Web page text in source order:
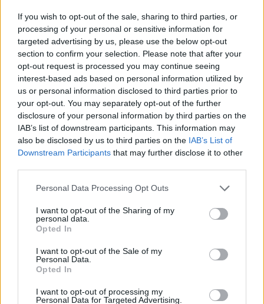
If you wish to opt-out of the sale, sharing to third parties, or
processing of your personal or sensitive information for
targeted advertising by us, please use the below opt-out
section to confirm your selection. Please note that after your
opt-out request is processed you may continue seeing
interest-based ads based on personal information utilized by
us or personal information disclosed to third parties prior to
your opt-out. You may separately opt-out of the further
disclosure of your personal information by third parties on the
IAB’s list of downstream participants. This information may
also be disclosed by us to third parties on the IAB’s List of
Downstream Participants that may further disclose it to other
Please note that this website/app uses one or more Google
not limited to your visit or usage behaviour. You may click to
grant or deny consent to Google and its third-party tags to
use your data for below specified purposes in below Google
consent section.
Personal Data Processing Opt Outs
I want to opt-out of the Sharing of my
personal data.
Opted In
I want to opt-out of the Sale of my
Personal Data.
Opted In
I want to opt-out of processing my
Personal Data for Targeted Advertising.
online térben is!
Kattintások
Találkoztál már olyan Instagram szöveggel, ahol az
első sor annyira felkeltette az érdeklődésed, hogy
úgy érezted, muszáj kattintanod a továbbiak
elolvasásához? Hagyományosan a kattintások olyan
bejegyzésekre vonatkoztak, amelyekben linkek
voltak, de a közösségi média felületek változásaival
már széles skálán vizsgálhatjuk őket.
Kattintások mindenhol vannak.A bejegyzés
szintjén egy kattintás lehet egy teljes Instagram
szöveg elolvasása vagy egy Facebook-ra
feltöltött kép kinagyítása.
Dupla kattintás az Instán és már kedveltél is egy
fotót, a Facebook-on pedig reakciók sorával lehet
komoly lépés, ami kifejezi, hogy valaki érdeklődik a